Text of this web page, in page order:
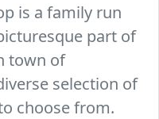
is a family run
part of
town of
selection of
choose from.